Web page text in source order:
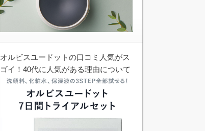
オルビスユードットの口コミ人気がス
ゴイ！40代に人気がある理由について